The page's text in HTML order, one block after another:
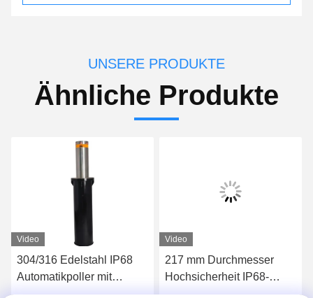
UNSERE PRODUKTE
Ähnliche Produkte
Video
304/316 Edelstahl IP68
Automatikpoller mit
600mm-1000mm Höhe für
Video
217 mm Durchmesser
Hochsicherheit IP68-
Automatische Pollarde für